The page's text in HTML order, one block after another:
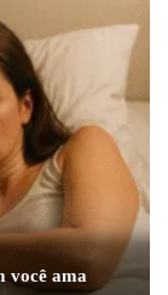
você ama